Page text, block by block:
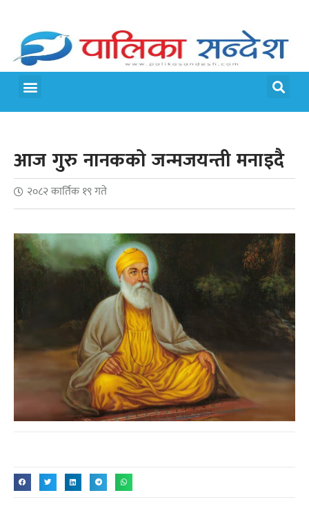
आज गुरु नानकको जन्मजयन्ती मनाइदै
२०८२ कार्तिक १९ गते